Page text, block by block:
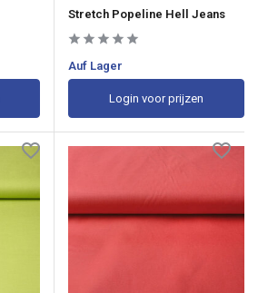
Stretch Popeline Hell Jeans
Auf Lager
Login voor prijzen